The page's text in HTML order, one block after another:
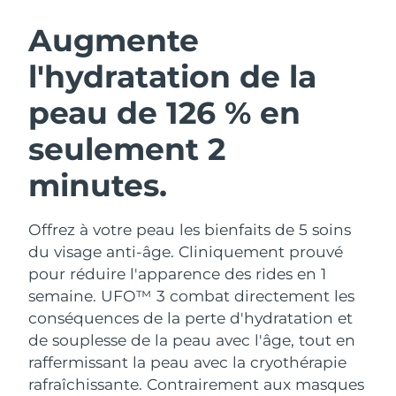
Augmente
l'hydratation de la
peau de 126 % en
seulement 2
minutes.
Offrez à votre peau les bienfaits de 5 soins
du visage anti-âge. Cliniquement prouvé
pour réduire l'apparence des rides en 1
semaine. UFO™ 3 combat directement les
conséquences de la perte d'hydratation et
de souplesse de la peau avec l'âge, tout en
raffermissant la peau avec la cryothérapie
rafraîchissante. Contrairement aux masques
Nettoyage du visage
LUNA™ 4 coffret
Anti-aging massage
LUNA™ 4 Plus
Massage, LED heating
LUNA™ 4 Men
For men, anti-aging massage
Lifting
BEAR™ 2 coffret
Microcurrent toning
BEAR™ 2 go
Microcurrent toning on-the-go
BEAR™ 2 eyes & lips
Microcurrent line smoothing device
UFO™ 3 coffret
Deep facial hydration
UFO™ 3 LED
Near-infrared and red light therapy
device
issa™ 4
Hybrid silicone sonic toothbrush
issa™ 4 plus
Smart hybrid silicone sonic toothbrush
FAQ™ TRAITEMENT ANTI-ÂGE
Anti-âge Traitements LED
NEW
Autriche
Bahreïn Livraison estimée
Belgique Livraison estimée
Bermudes Livraison estimée
Bosnie-Herzégovine
Brunei Livraison estimée8/14/26
Bulgarie Livraison estimée
Canada Livraison estimée8/13/26
Chili Livraison estimée8/13/26